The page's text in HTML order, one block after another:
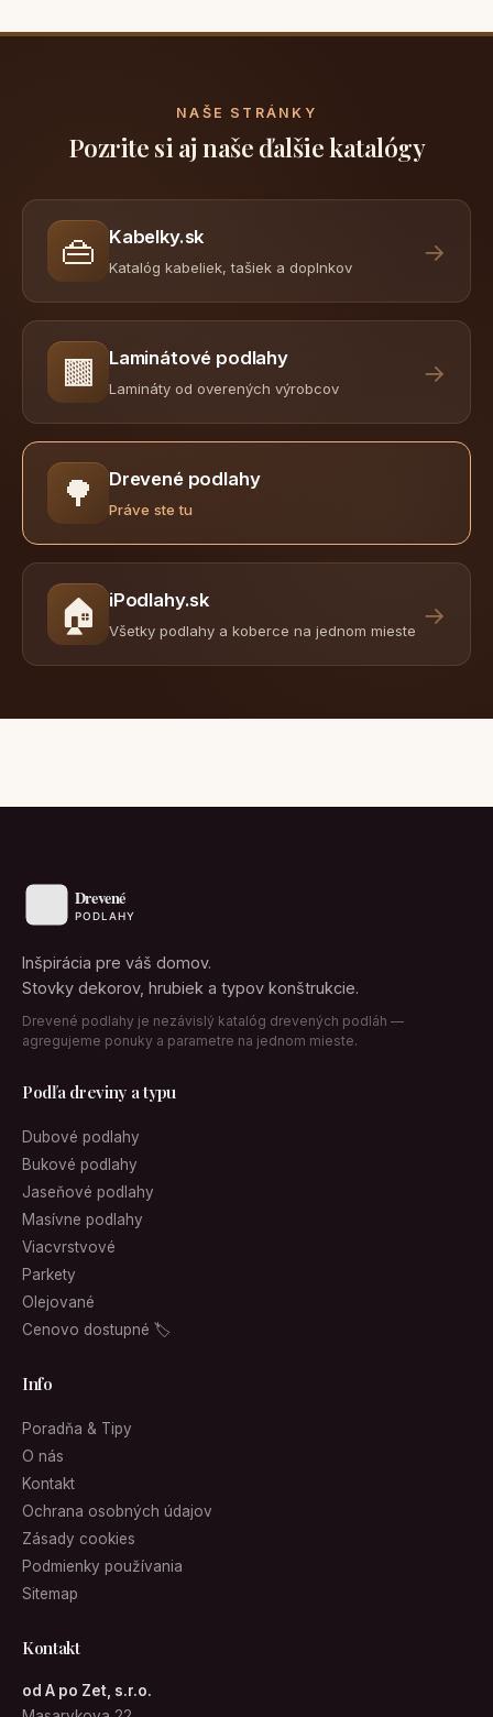
NAŠE STRÁNKY
Pozrite si aj naše ďalšie katalógy
👜 Kabelky.sk
Katalóg kabeliek, tašiek a doplnkov
→
🟫 Laminátové podlahy
Lamináty od overených výrobcov
→
🌳 Drevené podlahy
Práve ste tu
🏠 iPodlahy.sk
Všetky podlahy a koberce na jednom mieste
→
Inšpirácia pre váš domov.
Stovky dekorov, hrubiek a typov konštrukcie.
Drevené podlahy je nezávislý katalóg drevených podláh —
agregujeme ponuky a parametre na jednom mieste.
Podľa dreviny a typu
Dubové podlahy
Bukové podlahy
Jaseňové podlahy
Masívne podlahy
Viacvrstvové
Parkety
Olejované
Cenovo dostupné 🏷
Info
Poradňa & Tipy
O nás
Kontakt
Ochrana osobných údajov
Zásady cookies
Podmienky používania
Sitemap
Kontakt
od A po Zet, s.r.o.